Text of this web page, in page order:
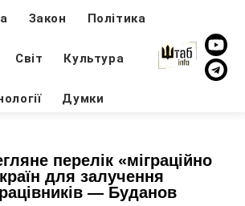
Закон Політика
Світ Культура
Думки
перелік «міграційно
для залучення
— Буданов